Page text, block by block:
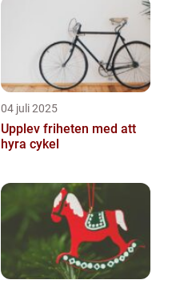
04 juli 2025
Upplev friheten med att
hyra cykel